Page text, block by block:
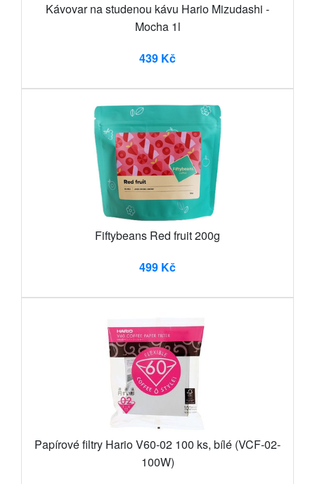
Kávovar na studenou kávu Hario Mizudashi -
Mocha 1l
439 Kč
Fiftybeans Red fruit 200g
499 Kč
Papírové filtry Hario V60-02 100 ks, bílé (VCF-02-
100W)